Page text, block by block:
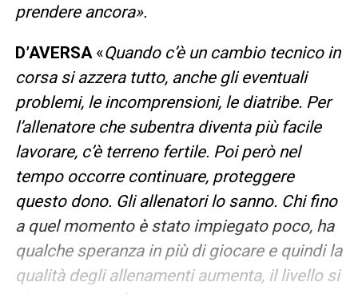
prendere ancora».
D’AVERSA «Quando c’è un cambio tecnico in
corsa si azzera tutto, anche gli eventuali
problemi, le incomprensioni, le diatribe. Per
l’allenatore che subentra diventa più facile
lavorare, c’è terreno fertile. Poi però nel
tempo occorre continuare, proteggere
questo dono. Gli allenatori lo sanno. Chi fino
a quel momento è stato impiegato poco, ha
qualche speranza in più di giocare e quindi la
qualità degli allenamenti aumenta, il livello si